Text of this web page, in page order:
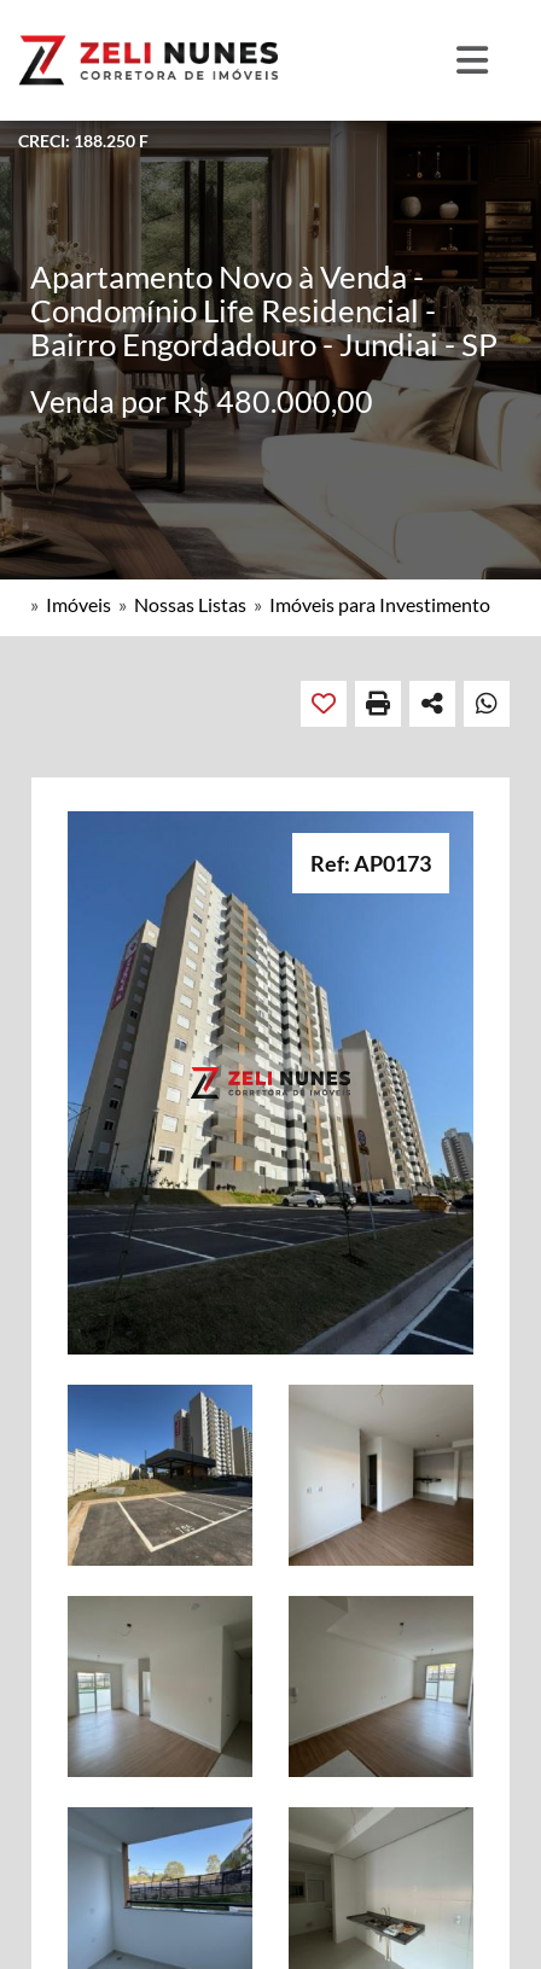
CRECI: 188.250 F
Apartamento Novo à Venda -
Condomínio Life Residencial -
Bairro Engordadouro - Jundiai - SP
Venda por R$ 480.000,00
» Imóveis » Nossas Listas » Imóveis para Investimento
Ref: AP0173